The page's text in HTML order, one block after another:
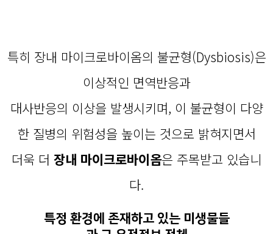
특히 장내 마이크로바이옴의 불균형(Dysbiosis)은
이상적인 면역반응과
대사반응의 이상을 발생시키며, 이 불균형이 다양
한 질병의 위험성을 높이는 것으로 밝혀지면서
더욱 더 장내 마이크로바이옴은 주목받고 있습니
다.
특정 환경에 존재하고 있는 미생물들